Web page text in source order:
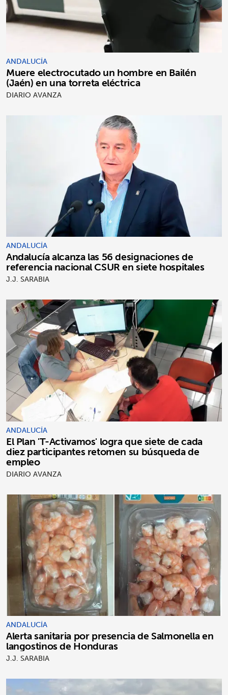
ANDALUCÍA
Muere electrocutado un hombre en Bailén
(Jaén) en una torreta eléctrica
DIARIO AVANZA
ANDALUCÍA
Andalucía alcanza las 56 designaciones de
referencia nacional CSUR en siete hospitales
J.J. SARABIA
ANDALUCÍA
El Plan 'T-Activamos' logra que siete de cada
diez participantes retomen su búsqueda de
empleo
DIARIO AVANZA
ANDALUCÍA
Alerta sanitaria por presencia de Salmonella en
langostinos de Honduras
J.J. SARABIA